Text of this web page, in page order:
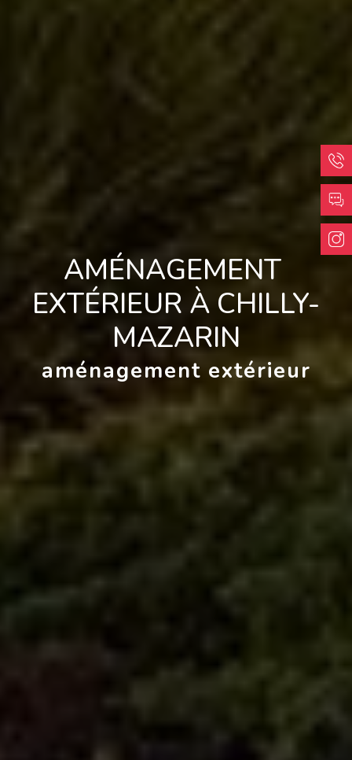
AMÉNAGEMENT
EXTÉRIEUR À CHILLY-
MAZARIN
aménagement extérieur